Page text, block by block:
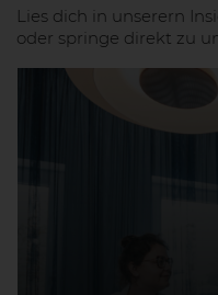
Lies dich in unserern
oder springe direkt zu